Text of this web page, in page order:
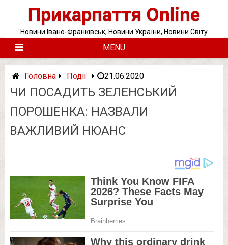
Прикарпаття Online
Новини Івано-Франківськ, Новини України, Новини Світу
MENU
Головна Події 21.06.2020
ЧИ ПОСАДИТЬ ЗЕЛЕНСЬКИЙ
ПОРОШЕНКА: НАЗВАЛИ
ВАЖЛИВИЙ НЮАНС